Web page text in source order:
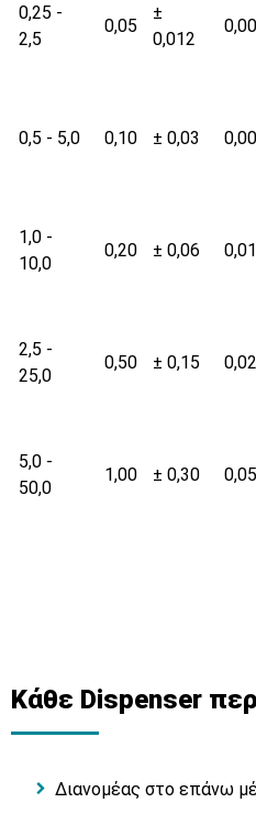
0,25 -
2,5
0,05
±
0,012
0,5 - 5,0 0,10 ± 0,03
1,0 -
10,0
0,20 ± 0,06
2,5 -
25,0
0,50 ± 0,15
5,0 -
50,0
1,00 ± 0,30
Κάθε Dispenser
Διανομέας στο επάνω